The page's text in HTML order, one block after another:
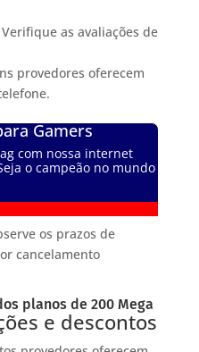
as avaliações de
provedores oferecem
Gamers
com nossa internet
o campeão no mundo
os prazos de
cancelamento
planos de 200 Mega
e descontos